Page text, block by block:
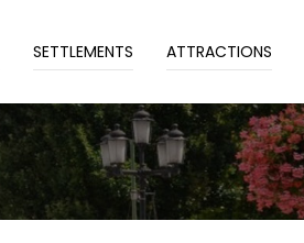
SETTLEMENTS ATTRACTIONS